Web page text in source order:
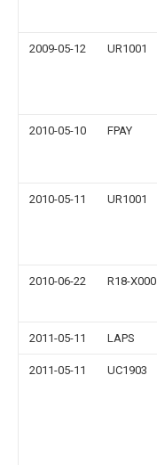
2009-05-12 UR1001
2010-05-10 FPAY
2010-05-11 UR1001
2010-06-22 R18-X000
2011-05-11 LAPS
2011-05-11 UC1903